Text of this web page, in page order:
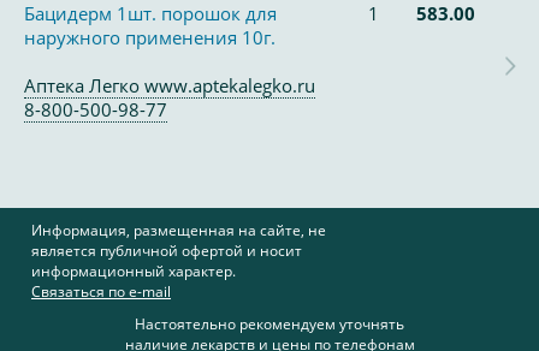
Бацидерм 1шт. порошок для
наружного применения 10г.
1 583.00
Аптека Легко www.aptekalegko.ru
8-800-500-98-77
Информация, размещенная на сайте, не
является публичной офертой и носит
информационный характер.
Связаться по e-mail
Настоятельно рекомендуем уточнять
наличие лекарств и цены по телефонам